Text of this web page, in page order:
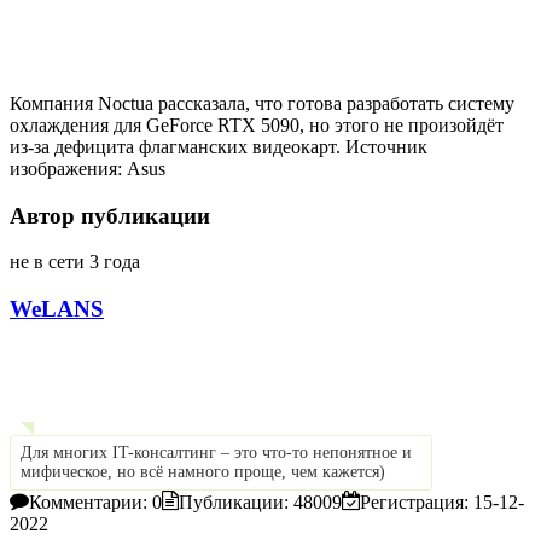
Компания Noctua рассказала, что готова разработать систему
охлаждения для GeForce RTX 5090, но этого не произойдёт
из-за дефицита флагманских видеокарт. Источник
изображения: Asus
Автор публикации
не в сети 3 года
WeLANS
Для многих IT-консалтинг – это что-то непонятное и
мифическое, но всё намного проще, чем кажется)
Комментарии: 0 Публикации: 48009
Регистрация: 15-12-
2022